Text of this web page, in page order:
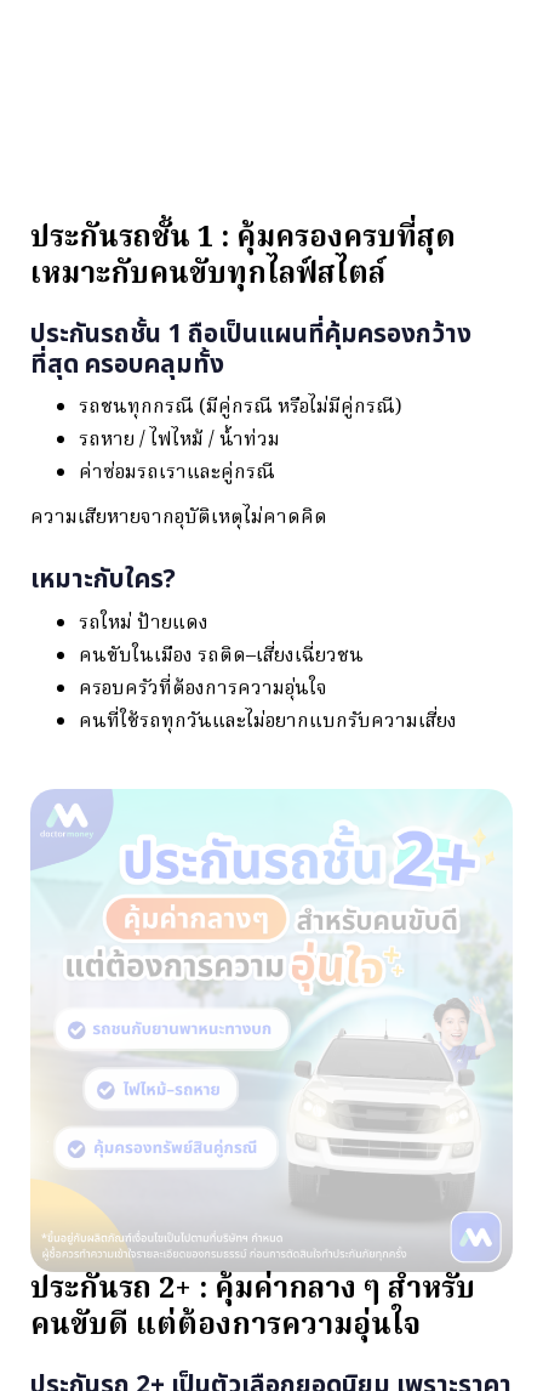
ประกันรถชั้น 1 : คุ้มครองครบที่สุด
เหมาะกับคนขับทุกไลฟ์สไตล์
ประกันรถชั้น 1 ถือเป็นแผนที่คุ้มครองกว้าง
ที่สุด ครอบคลุมทั้ง
รถชนทุกกรณี (มีคู่กรณี หรือไม่มีคู่กรณี)
รถหาย / ไฟไหม้ / น้ำท่วม
ค่าซ่อมรถเราและคู่กรณี
ความเสียหายจากอุบัติเหตุไม่คาดคิด
เหมาะกับใคร?
รถใหม่ ป้ายแดง
คนขับในเมือง รถติด–เสี่ยงเฉี่ยวชน
ครอบครัวที่ต้องการความอุ่นใจ
คนที่ใช้รถทุกวันและไม่อยากแบกรับความเสี่ยง
ประกันรถ 2+ : คุ้มค่ากลาง ๆ สำหรับ
คนขับดี แต่ต้องการความอุ่นใจ